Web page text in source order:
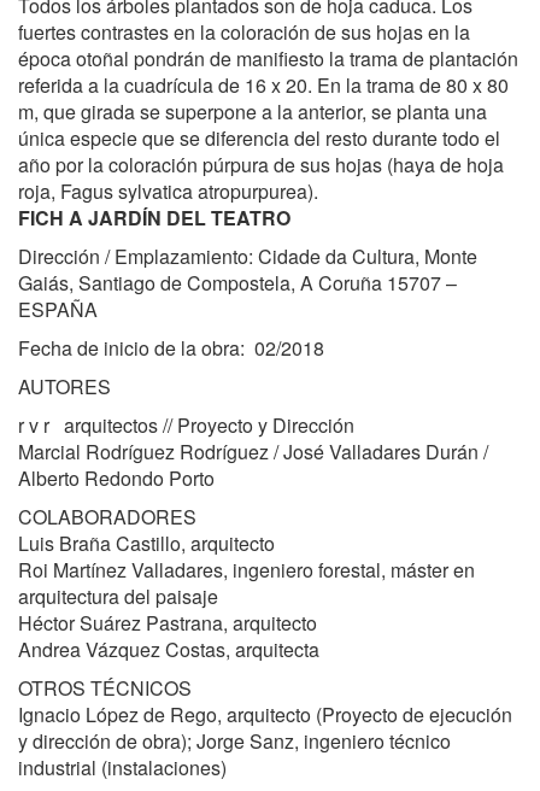
Todos los árboles plantados son de hoja caduca. Los
fuertes contrastes en la coloración de sus hojas en la
época otoñal pondrán de manifiesto la trama de plantación
referida a la cuadrícula de 16 x 20. En la trama de 80 x 80
m, que girada se superpone a la anterior, se planta una
única especie que se diferencia del resto durante todo el
año por la coloración púrpura de sus hojas (haya de hoja
roja, Fagus sylvatica atropurpurea).
FICH A JARDÍN DEL TEATRO
Dirección / Emplazamiento: Cidade da Cultura, Monte
Gaiás, Santiago de Compostela, A Coruña 15707 –
ESPAÑA
Fecha de inicio de la obra: 02/2018
AUTORES
r v r arquitectos // Proyecto y Dirección
Marcial Rodríguez Rodríguez / José Valladares Durán /
Alberto Redondo Porto
COLABORADORES
Luis Braña Castillo, arquitecto
Roi Martínez Valladares, ingeniero forestal, máster en
arquitectura del paisaje
Héctor Suárez Pastrana, arquitecto
Andrea Vázquez Costas, arquitecta
OTROS TÉCNICOS
Ignacio López de Rego, arquitecto (Proyecto de ejecución
y dirección de obra); Jorge Sanz, ingeniero técnico
industrial (instalaciones)